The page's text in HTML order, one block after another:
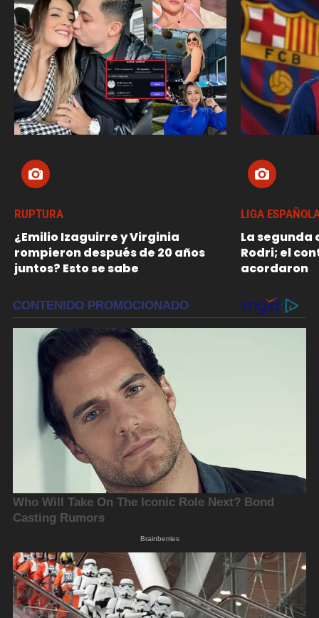
RUPTURA
¿Emilio Izaguirre y Virginia
rompieron después de 20 años
juntos? Esto se sabe
LIGA
La
Rodri; el
acordaron